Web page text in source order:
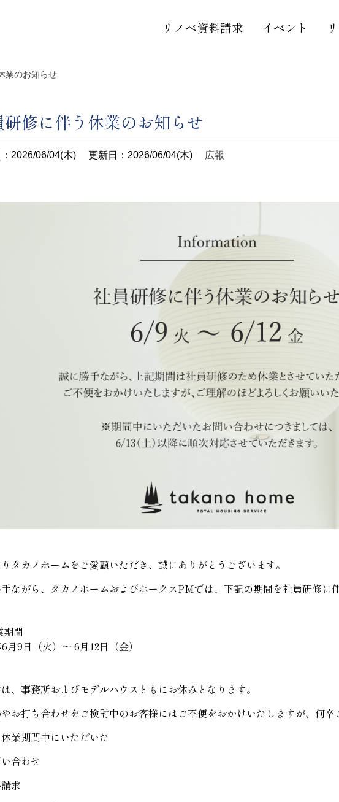
リノベ資料請求 イベント
業のお知らせ
研修に伴う休業のお知らせ
2026/06/04(木) 更新日：2026/06/04(木) 広報
タカノホームをご愛顧いただき、誠にありがとうございます。
ながら、タカノホームおよびホークスPMでは、下記の期間を社員研修に
間
月9日（火）～ 6月12日（金）
、事務所およびモデルハウスともにお休みとなります。
お打ち合わせをご検討中のお客様にはご不便をおかけいたしますが、何
業期間中にいただいた
い合わせ
求